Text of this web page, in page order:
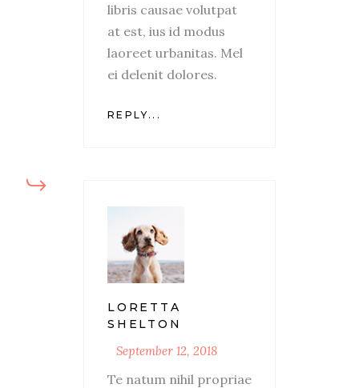
libris causae volutpat
at est, ius id modus
laoreet urbanitas. Mel
ei delenit dolores.
REPLY...
LORETTA
SHELTON
September 12, 2018
Te natum nihil propriae